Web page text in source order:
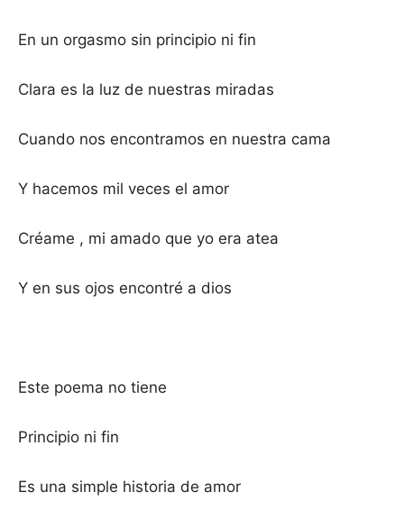
En un orgasmo sin principio ni fin
Clara es la luz de nuestras miradas
Cuando nos encontramos en nuestra cama
Y hacemos mil veces el amor
Créame , mi amado que yo era atea
Y en sus ojos encontré a dios
Este poema no tiene
Principio ni fin
Es una simple historia de amor